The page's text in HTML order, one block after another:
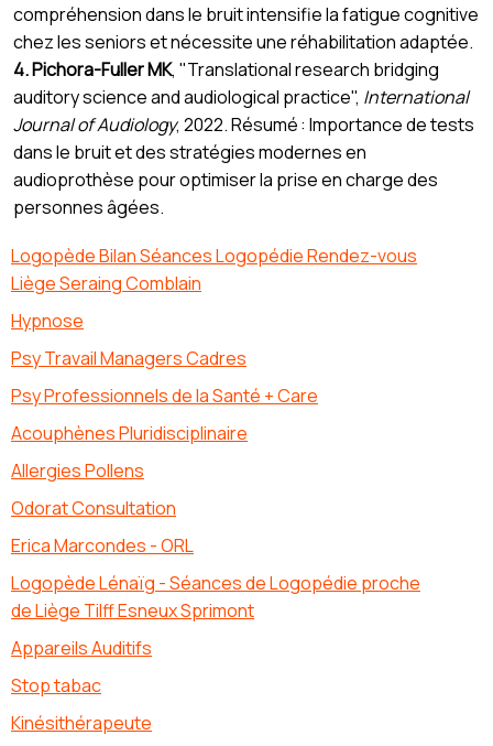
compréhension dans le bruit intensifie la fatigue cognitive
chez les seniors et nécessite une réhabilitation adaptée.
4. Pichora-Fuller MK, "Translational research bridging
auditory science and audiological practice", International
Journal of Audiology, 2022. Résumé : Importance de tests
dans le bruit et des stratégies modernes en
audioprothèse pour optimiser la prise en charge des
personnes âgées.
Logopède Bilan Séances Logopédie Rendez-vous
Liège Seraing Comblain
Hypnose
Psy Travail Managers Cadres
Psy Professionnels de la Santé + Care
Acouphènes Pluridisciplinaire
Allergies Pollens
Odorat Consultation
Erica Marcondes - ORL
Logopède Lénaïg - Séances de Logopédie proche
de Liège Tilff Esneux Sprimont
Appareils Auditifs
Stop tabac
Kinésithérapeute